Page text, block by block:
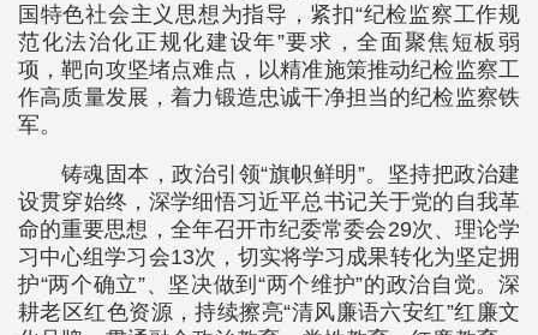
国特色社会主义思想为指导，紧扣“纪检监察工作规
范化法治化正规化建设年”要求，全面聚焦短板弱
项，靶向攻坚堵点难点，以精准施策推动纪检监察工
作高质量发展，着力锻造忠诚干净担当的纪检监察铁
军。
铸魂固本，政治引领“旗帜鲜明”。坚持把政治建
设贯穿始终，深学细悟习近平总书记关于党的自我革
命的重要思想，全年召开市纪委常委会29次、理论学
习中心组学习会13次，切实将学习成果转化为坚定拥
护“两个确立”、坚决做到“两个维护”的政治自觉。深
耕老区红色资源，持续擦亮“清风廉语六安红”红廉文